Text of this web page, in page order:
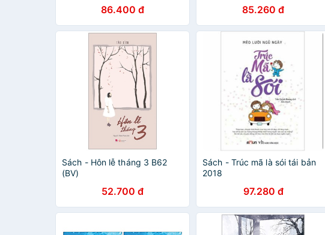
86.400 đ 85.260 đ
Sách - Hôn lễ tháng 3 B62
(BV)
52.700 đ
Sách - Trúc mã là sói tái bản
2018
97.280 đ